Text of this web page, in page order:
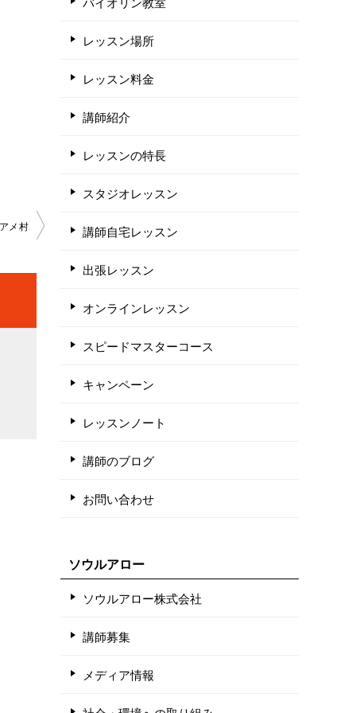
メ村
レッスン場所
レッスン料金
講師紹介
レッスンの特長
スタジオレッスン
講師自宅レッスン
出張レッスン
オンラインレッスン
スピードマスターコース
キャンペーン
レッスンノート
講師のブログ
お問い合わせ
ソウルアロー
ソウルアロー株式会社
講師募集
メディア情報